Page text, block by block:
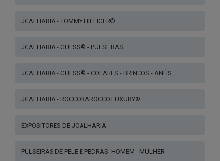
JOALHARIA - TOMMY HILFIGER®
JOALHARIA - GUESS® - PULSEIRAS
JOALHARIA - GUESS® - COLARES - BRINCOS - ANÉIS
JOALHARIA - ROCCOBAROCCO LUXURY®
EXPOSITORES DE JOALHARIA
PULSEIRAS DE PELE E PEDRAS- HOMEM - MULHER